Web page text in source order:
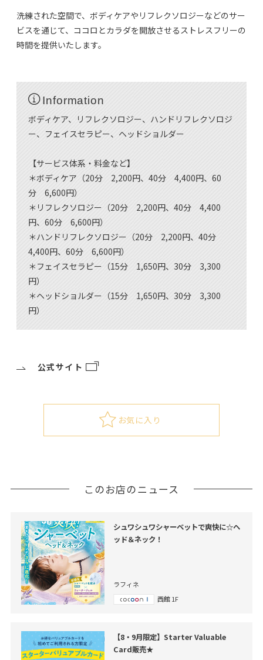
洗練された空間で、ボディケアやリフレクソロジーなどのサー
ビスを通じて、ココロとカラダを開放させるストレスフリーの
時間を提供いたします。
Information
ボディケア、リフレクソロジー、ハンドリフレクソロジ
ー、フェイスセラピー、ヘッドショルダー
【サービス体系・料金など】
＊ボディケア（20分 2,200円、40分 4,400円、60
分 6,600円）
＊リフレクソロジー（20分 2,200円、40分 4,400
円、60分 6,600円）
＊ハンドリフレクソロジー（20分 2,200円、40分
4,400円、60分 6,600円）
＊フェイスセラピー（15分 1,650円、30分 3,300
円）
＊ヘッドショルダー（15分 1,650円、30分 3,300
円）
公式サイト
お気に入り
このお店のニュース
シュワシュワシャーベットで爽快に☆ヘ
ッド＆ネック！
ラフィネ
西館 1F
【8・9月限定】Starter Valuable
Card販売★